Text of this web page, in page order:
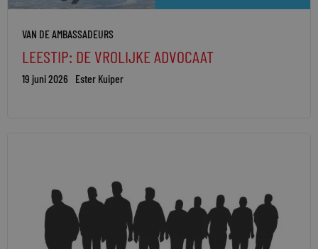
VAN DE AMBASSADEURS
LEESTIP: DE VROLIJKE ADVOCAAT
19 juni 2026 Ester Kuiper